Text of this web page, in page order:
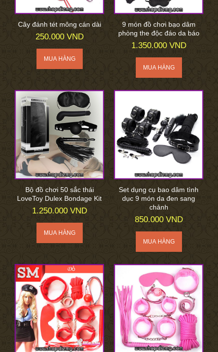
Cây đánh tét mông cán dài
250.000 VND
9 món đồ chơi bạo dâm
phòng the độc đáo da báo
1.350.000 VND
Bộ đồ chơi 50 sắc thái
LoveToy Dulex Bondage Kit
1.250.000 VND
Set dụng cụ bao dâm tình
dục 9 món da đen sang
chảnh
850.000 VND